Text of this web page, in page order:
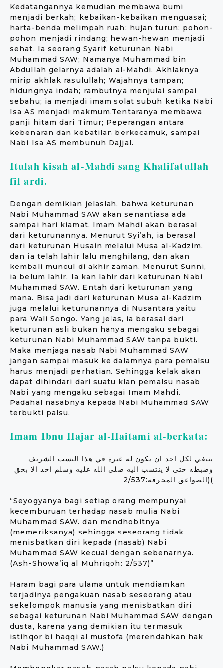
Kedatangannya kemudian membawa bumi
menjadi berkah; kebaikan-kebaikan menguasai;
harta-benda melimpah ruah; hujan turun; pohon-
pohon menjadi rindang; hewan-hewan menjadi
sehat. Ia seorang Syarif keturunan Nabi
Muhammad SAW; Namanya Muhammad bin
Abdullah gelarnya adalah al-Mahdi. Akhlaknya
mirip akhlak rasulullah; Wajahnya tampan;
hidungnya indah; rambutnya menjulai sampai
sebahu; ia menjadi imam solat subuh ketika Nabi
Isa AS menjadi makmum.Tentaranya membawa
panji hitam dari Timur; Peperangan antara
kebenaran dan kebatilan berkecamuk, sampai
Nabi Isa AS membunuh Dajjal.
Itulah kisah al-Mahdi sang Khalifatullah
fil ardi.
Dengan demikian jelaslah, bahwa keturunan
Nabi Muhammad SAW akan senantiasa ada
sampai hari kiamat. Imam Mahdi akan berasal
dari keturunannya. Menurut Syi’ah, ia berasal
dari keturunan Husain melalui Musa al-Kadzim,
dan ia telah lahir lalu menghilang, dan akan
kembali muncul di akhir zaman. Menurut Sunni,
ia belum lahir. Ia kan lahir dari keturunan Nabi
Muhammad SAW. Entah dari keturunan yang
mana. Bisa jadi dari keturunan Musa al-Kadzim
juga melalui keturunannya di Nusantara yaitu
para Wali Songo. Yang jelas, ia berasal dari
keturunan asli bukan hanya mengaku sebagai
keturunan Nabi Muhammad SAW tanpa bukti.
Maka menjaga nasab Nabi Muhammad SAW
jangan sampai masuk ke dalamnya para pemalsu
harus menjadi perhatian. Sehingga kelak akan
dapat dihindari dari suatu klan pemalsu nasab
Nabi yang mengaku sebagai Imam Mahdi.
Padahal nasabnya kepada Nabi Muhammad SAW
terbukti palsu.
Imam Ibnu Hajar al-Haitami al-berkata:
ينبغي لكل احد ان يكون له غيرة في هذا النسب الشريف
وضبطه حتى لا ينتسب اليه صلى الله عليه وسلم احد الا بحق
(الصواعق المحرقة:2/537(
“Seyogyanya bagi setiap orang mempunyai
kecemburuan terhadap nasab mulia Nabi
Muhammad SAW. dan mendhobitnya
(memeriksanya) sehingga seseorang tidak
menisbatkan diri kepada (nasab) Nabi
Muhammad SAW kecual dengan sebenarnya.
(Ash-Showa’iq al Muhriqoh: 2/537)”
Haram bagi para ulama untuk mendiamkan
terjadinya pengakuan nasab seseorang atau
sekelompok manusia yang menisbatkan diri
sebagai keturunan Nabi Muhammad SAW dengan
dusta, karena yang demikian itu termasuk
istihqor bi haqqi al mustofa (merendahkan hak
Nabi Muhammad SAW.)